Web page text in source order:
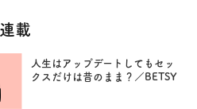
載
人生はアップデートしてもセッ
クスだけは昔のまま？／BETSY